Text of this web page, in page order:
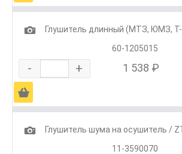
1
Глушитель длинный (МТЗ, ЮМЗ,
60-1205015
- + 1 538 ₽
Ä
1
Глушитель шума на осушитель /
11-3590070